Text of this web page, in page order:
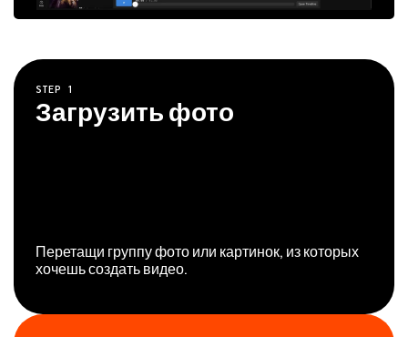
STEP 1
Загрузить фото
Перетащи группу фото или картинок, из которых
хочешь создать видео.